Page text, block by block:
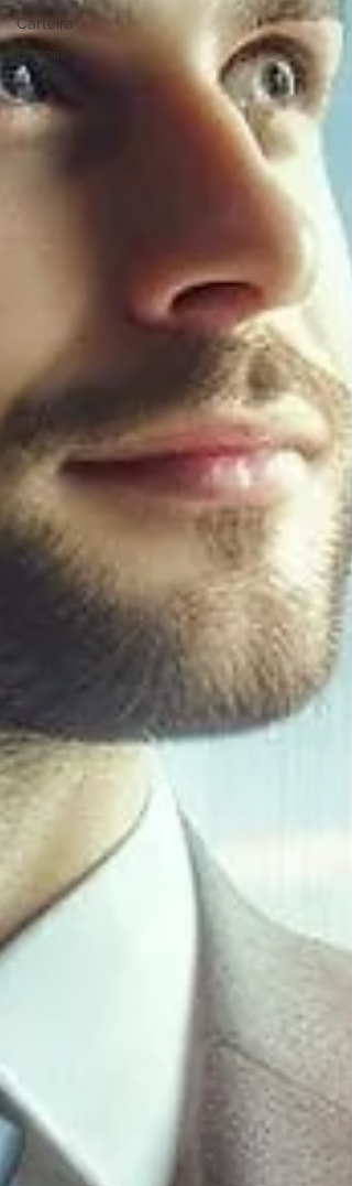
Carteira
Bitcoin